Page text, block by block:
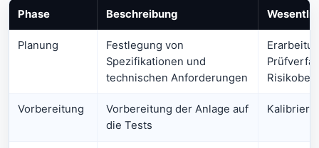
Phase Beschreibung
Planung
Festlegung von
Spezifikationen und
technischen Anforderungen
Vorbereitung
Vorbereitung der Anlage auf
die Tests